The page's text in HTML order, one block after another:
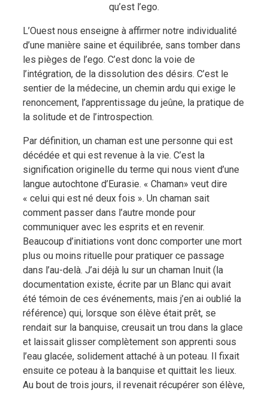
qu’est l’ego.
L’Ouest nous enseigne à affirmer notre individualité
d’une manière saine et équilibrée, sans tomber dans
les pièges de l’ego. C’est donc la voie de
l’intégration, de la dissolution des désirs. C’est le
sentier de la médecine, un chemin ardu qui exige le
renoncement, l’apprentissage du jeûne, la pratique de
la solitude et de l’introspection.
Par définition, un chaman est une personne qui est
décédée et qui est revenue à la vie. C’est la
signification originelle du terme qui nous vient d’une
langue autochtone d’Eurasie. « Chaman» veut dire
« celui qui est né deux fois ». Un chaman sait
comment passer dans l’autre monde pour
communiquer avec les esprits et en revenir.
Beaucoup d’initiations vont donc comporter une mort
plus ou moins rituelle pour pratiquer ce passage
dans l’au-delà. J’ai déjà lu sur un chaman Inuit (la
documentation existe, écrite par un Blanc qui avait
été témoin de ces événements, mais j’en ai oublié la
référence) qui, lorsque son élève était prêt, se
rendait sur la banquise, creusait un trou dans la glace
et laissait glisser complètement son apprenti sous
l’eau glacée, solidement attaché à un poteau. Il fixait
ensuite ce poteau à la banquise et quittait les lieux.
Au bout de trois jours, il revenait récupérer son élève,